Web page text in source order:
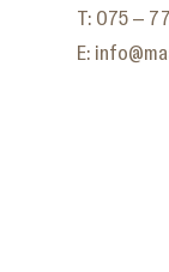
T: 075 –
E: